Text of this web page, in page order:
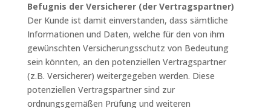
Befugnis der Versicherer (der Vertragspartner)
Der Kunde ist damit einverstanden, dass sämtliche
Informationen und Daten, welche für den von ihm
gewünschten Versicherungsschutz von Bedeutung
sein könnten, an den potenziellen Vertragspartner
(z.B. Versicherer) weitergegeben werden. Diese
potenziellen Vertragspartner sind zur
ordnungsgemäßen Prüfung und weiteren